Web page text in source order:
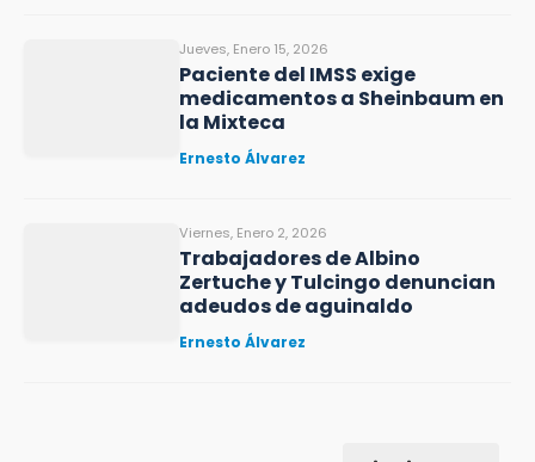
Jueves, Enero 15, 2026
Paciente del IMSS exige
medicamentos a Sheinbaum en
la Mixteca
Ernesto Álvarez
Viernes, Enero 2, 2026
Trabajadores de Albino
Zertuche y Tulcingo denuncian
adeudos de aguinaldo
Ernesto Álvarez